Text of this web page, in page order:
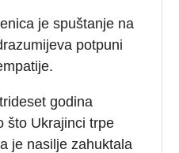
je spuštanje na
potpuni
godina
što Ukrajinci trpe
je nasilje zahuktala